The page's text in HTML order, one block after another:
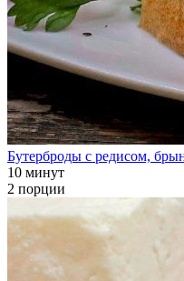
Бутерброды с редисом,
10 минут
2 порции